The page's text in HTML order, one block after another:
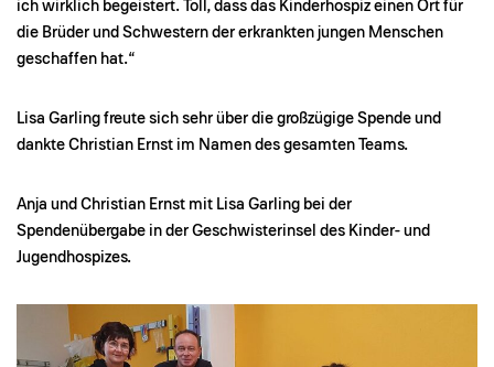
ich wirklich begeistert. Toll, dass das Kinderhospiz einen Ort für
die Brüder und Schwestern der erkrankten jungen Menschen
geschaffen hat.“
Lisa Garling freute sich sehr über die großzügige Spende und
dankte Christian Ernst im Namen des gesamten Teams.
Anja und Christian Ernst mit Lisa Garling bei der
Spendenübergabe in der Geschwisterinsel des Kinder- und
Jugendhospizes.